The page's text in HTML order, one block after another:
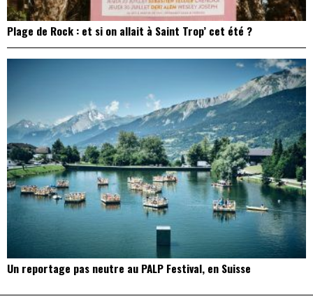
Plage de Rock : et si on allait à Saint Trop’ cet été ?
Un reportage pas neutre au PALP Festival, en Suisse